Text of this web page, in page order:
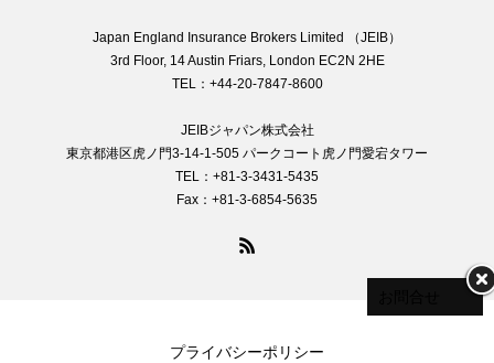
Japan England Insurance Brokers Limited （JEIB）
3rd Floor, 14 Austin Friars, London EC2N 2HE
TEL：+44-20-7847-8600
JEIBジャパン株式会社
東京都港区虎ノ門3-14-1-505 パークコート虎ノ門愛宕タワー
TEL：+81-3-3431-5435
Fax：+81-3-6854-5635
プライバシーポリシー